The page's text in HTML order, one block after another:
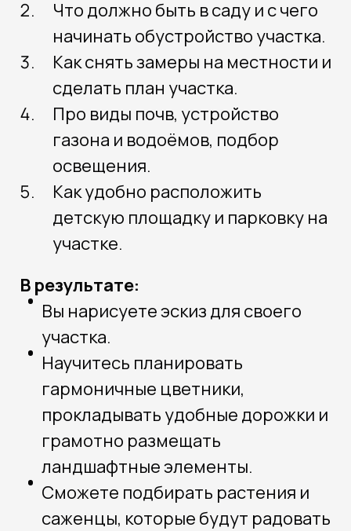
Что должно быть в саду и с чего
начинать обустройство участка.
Как снять замеры на местности и
сделать план участка.
Про виды почв, устройство
газона и водоёмов, подбор
освещения.
Как удобно расположить
детскую площадку и парковку на
участке.
В результате:
Вы нарисуете эскиз для своего
участка.
Научитесь планировать
гармоничные цветники,
прокладывать удобные дорожки и
грамотно размещать
ландшафтные элементы.
Сможете подбирать растения и
саженцы, которые будут радовать